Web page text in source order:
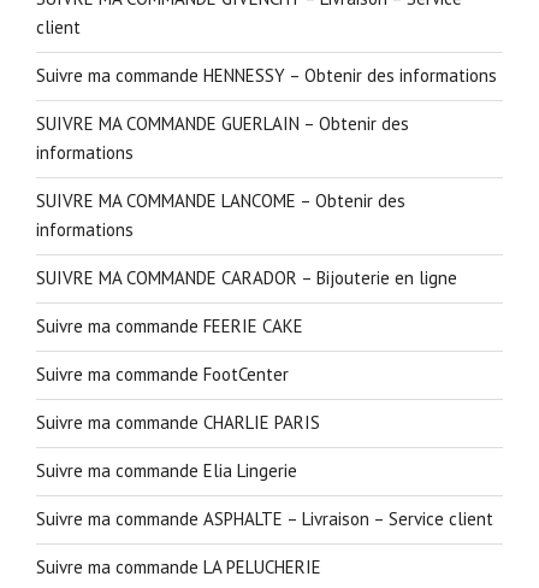
client
Suivre ma commande HENNESSY – Obtenir des informations
SUIVRE MA COMMANDE GUERLAIN – Obtenir des
informations
SUIVRE MA COMMANDE LANCOME – Obtenir des
informations
SUIVRE MA COMMANDE CARADOR – Bijouterie en ligne
Suivre ma commande FEERIE CAKE
Suivre ma commande FootCenter
Suivre ma commande CHARLIE PARIS
Suivre ma commande Elia Lingerie
Suivre ma commande ASPHALTE – Livraison – Service client
Suivre ma commande LA PELUCHERIE